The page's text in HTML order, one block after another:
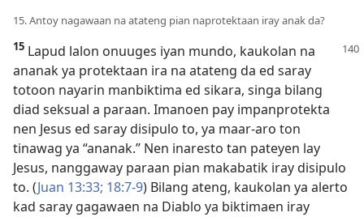
15. Antoy nagawaan na atateng pian naprotektaan iray anak da?
15 Lapud lalon onuuges iyan mundo, kaukolan na
ananak ya protektaan ira na atateng da ed saray
totoon nayarin manbiktima ed sikara, singa bilang
diad seksual a paraan. Imanoen pay impanprotekta
nen Jesus ed saray disipulo to, ya maar-aro ton
tinawag ya “ananak.” Nen inaresto tan pateyen lay
Jesus, nanggaway paraan pian makabatik iray disipulo
to. (Juan 13:33; 18:7-9) Bilang ateng, kaukolan ya alerto
kad saray gagawaen na Diablo ya biktimaen iray